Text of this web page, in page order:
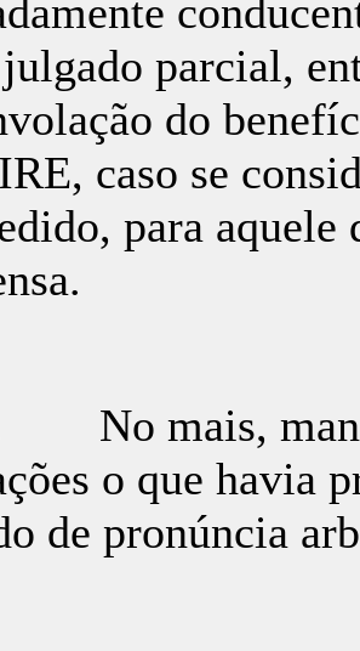
parcial,
do
caso se
para
No mais,
o que havia
de pronúncia